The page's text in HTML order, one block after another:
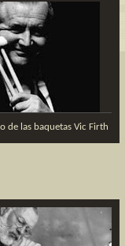
de las baquetas Vic Firth